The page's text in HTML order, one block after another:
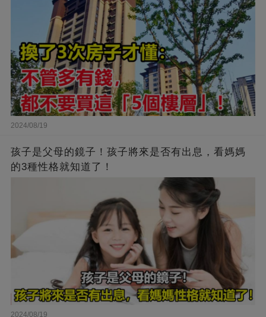
2024/08/19
孩子是父母的鏡子！孩子將來是否有出息，看媽媽
的3種性格就知道了！
2024/08/19